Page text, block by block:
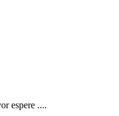
espere ....